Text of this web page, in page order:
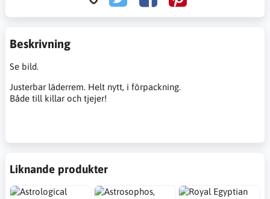
Beskrivning
Se bild.
Justerbar läderrem. Helt nytt, i förpackning.
Både till killar och tjejer!
Liknande produkter